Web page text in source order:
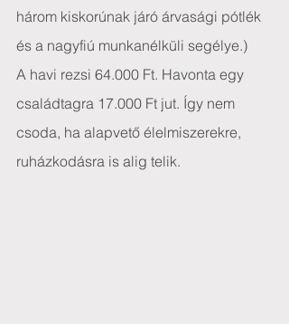
három kiskorúnak járó árvasági pótlék
és a nagyfiú munkanélküli segélye.)
A havi rezsi 64.000 Ft. Havonta egy
családtagra 17.000 Ft jut. Így nem
csoda, ha alapvető élelmiszerekre,
ruházkodásra is alig telik.